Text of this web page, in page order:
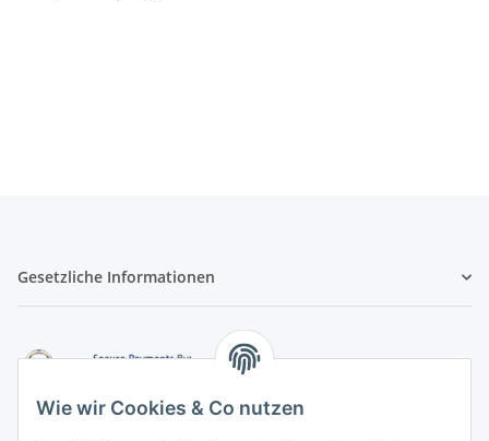
Wie wir Cookies & Co nutzen
Gesetzliche Informationen